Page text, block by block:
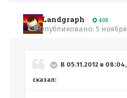
Landgraph 405
Опубликовано: 5
В 05.11.2012 в
сказал: